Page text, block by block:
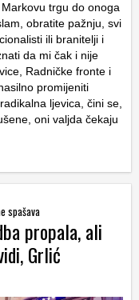
trgu do onoga
obratite pažnju, svi
ili branitelji i
da mi čak i nije
Radničke fronte i
promijeniti
ljevica, čini se,
oni valjda čekaju
spašava
propala, ali
Grlić